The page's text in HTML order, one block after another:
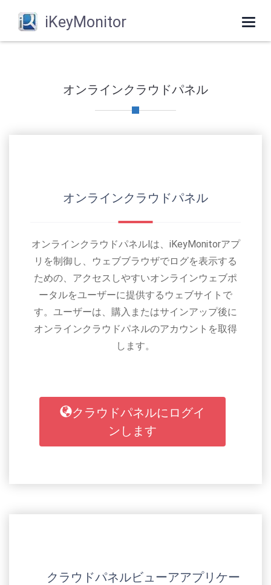
iKeyMonitor
オンラインクラウドパネル
オンラインクラウドパネル
オンラインクラウドパネルlは、iKeyMonitorアプ
リを制御し、ウェブブラウザでログを表示する
ための、アクセスしやすいオンラインウェブポ
ータルをユーザーに提供するウェブサイトで
す。ユーザーは、購入またはサインアップ後に
オンラインクラウドパネルのアカウントを取得
します。
クラウドパネルにログイ
ンします
クラウドパネルビューアアプリケー